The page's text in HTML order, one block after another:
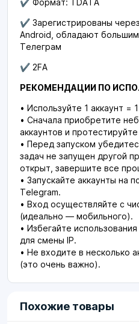
✔️ Формат: TDATA
✔️ Зарегистрированы
Android, обладают
Телеграм
✔️ 2FA
РЕКОМЕНДАЦИИ ПО
• Используйте 1 аккаунт =
• Сначала приобретите
аккаунтов и протестируйте
• Перед запуском
задач не запущен другой
открыт, завершите все
• Запускайте аккаунты на
Telegram.
• Вход осуществляйте с
(идеально — мобильного).
• Избегайте
для смены IP.
• Не входите в несколько
(это очень важно).
Похожие товары